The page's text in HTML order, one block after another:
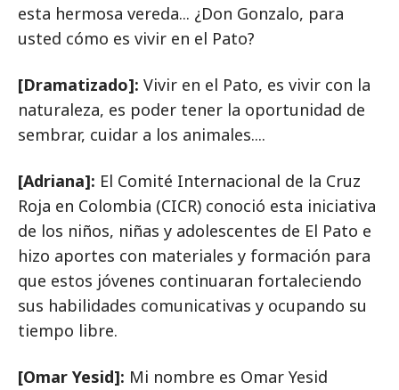
esta hermosa vereda... ¿Don Gonzalo, para
usted cómo es vivir en el Pato?
[Dramatizado]: Vivir en el Pato, es vivir con la
naturaleza, es poder tener la oportunidad de
sembrar, cuidar a los animales....
[Adriana]: El Comité Internacional de la Cruz
Roja en Colombia (CICR) conoció esta iniciativa
de los niños, niñas y adolescentes de El Pato e
hizo aportes con materiales y formación para
que estos jóvenes continuaran fortaleciendo
sus habilidades comunicativas y ocupando su
tiempo libre.
[Omar Yesid]: Mi nombre es Omar Yesid